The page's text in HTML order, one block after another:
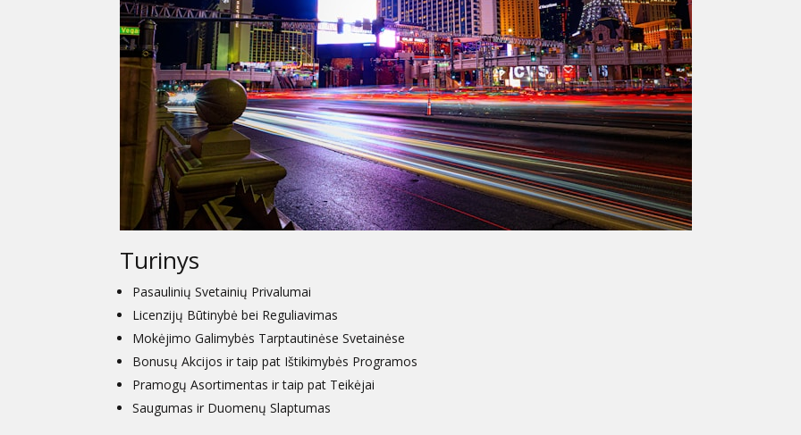
Turinys
Pasaulinių Svetainių Privalumai
Licenzijų Būtinybė bei Reguliavimas
Mokėjimo Galimybės Tarptautinėse Svetainėse
Bonusų Akcijos ir taip pat Ištikimybės Programos
Pramogų Asortimentas ir taip pat Teikėjai
Saugumas ir Duomenų Slaptumas